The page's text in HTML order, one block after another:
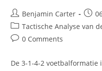
Post
author:
Benjamin Carter
Post
Post
category:
Tactische Analyse van
Post0 Comments
De 3-1-4-2